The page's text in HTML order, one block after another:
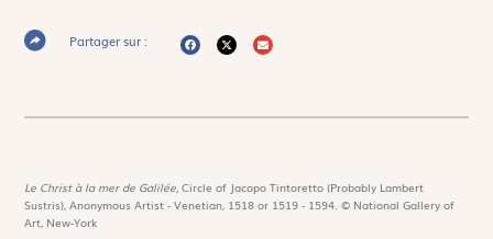
Partager sur :
Le Christ à la mer de Galilée,Circle of Jacopo Tintoretto (Probably Lambert
Sustris), Anonymous Artist - Venetian, 1518 or 1519 - 1594. © National Gallery of
Art, New-York